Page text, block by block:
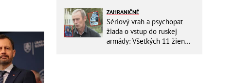
vypovede
ZAHRANIČNÉ
Sériový vrah a psychopat
žiada o vstup do ruskej
armády: Všetkých 11 žien